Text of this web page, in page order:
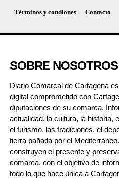
Términos y condiones Contacto
SOBRE NOSOTROS
Diario Comarcal de Cartagena
digital comprometido con
diputaciones de su comarca.
actualidad, la cultura, la historia,
el turismo, las tradiciones, el
tierra bañada por el
construyen el presente y
comarca, con el objetivo de
todo lo que hace única a